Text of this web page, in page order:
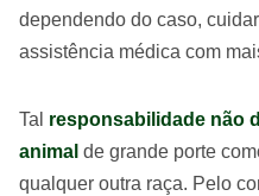
dependendo do caso,
assistência médica com
Tal responsabilidade não
animal de grande porte
qualquer outra raça. Pelo